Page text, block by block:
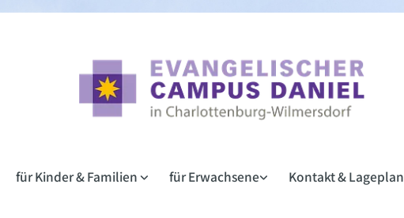
für Kinder & Familien für Erwachsene Kontakt & Lageplan